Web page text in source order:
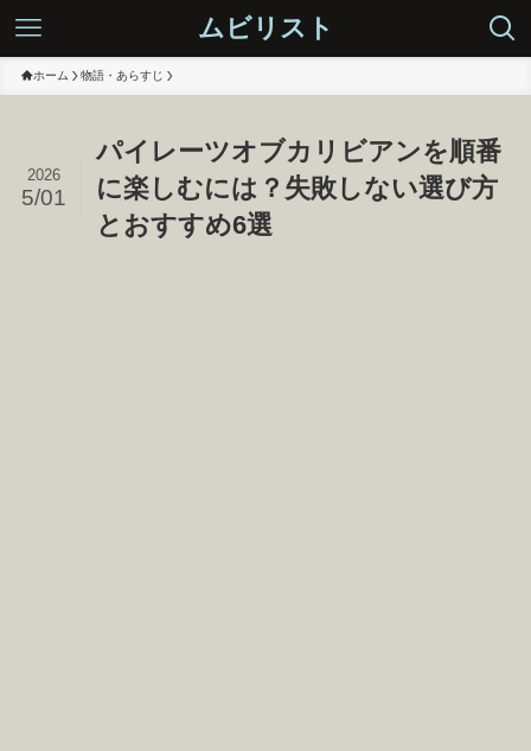
ムビリスト
ホーム 物語・あらすじ
パイレーツオブカリビアンを順番
に楽しむには？失敗しない選び方
とおすすめ6選
2026
5/01